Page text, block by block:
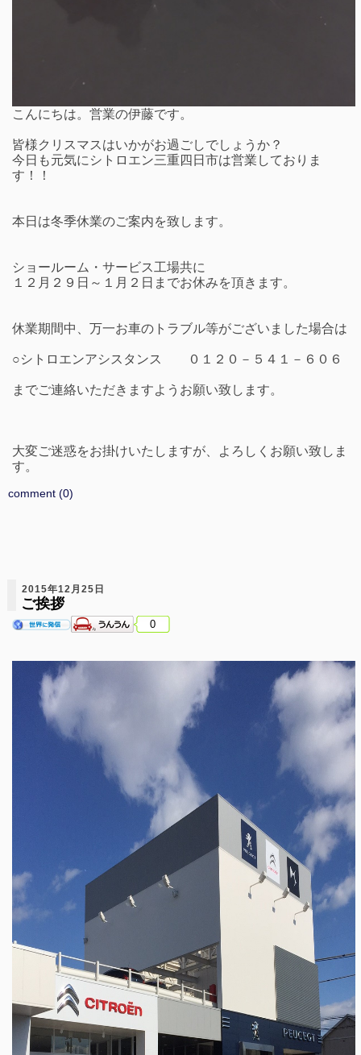
こんにちは。営業の伊藤です。
皆様クリスマスはいかがお過ごしでしょうか？
今日も元気にシトロエン三重四日市は営業しておりま
す！！
本日は冬季休業のご案内を致します。
ショールーム・サービス工場共に
１２月２９日～１月２日までお休みを頂きます。
休業期間中、万一お車のトラブル等がございました場合は
○シトロエンアシスタンス ０１２０－５４１－６０６
までご連絡いただきますようお願い致します。
大変ご迷惑をお掛けいたしますが、よろしくお願い致しま
す。
comment (0)
2015年12月25日
ご挨拶
0